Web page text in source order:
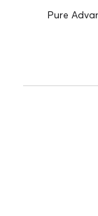
Pure